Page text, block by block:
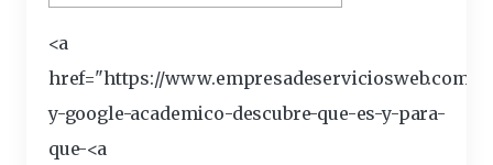
<a
href="https://www.empresadeserviciosweb.com/
y-google-academico-descubre-que-es-y-para-
que-<a